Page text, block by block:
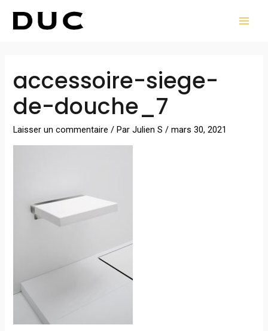
accessoire-siege-
de-douche_7
Laisser un commentaire / ParJulien S/mars 30, 2021
des